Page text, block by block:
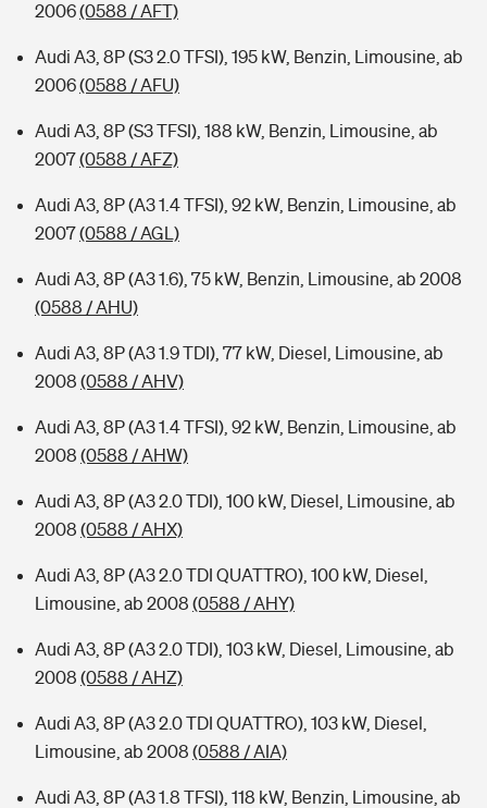
2006(0588 / AFT)
Audi A3, 8P (S3 2.0 TFSI), 195 kW, Benzin, Limousine, ab
2006(0588 / AFU)
Audi A3, 8P (S3 TFSI), 188 kW, Benzin, Limousine, ab
2007(0588 / AFZ)
Audi A3, 8P (A3 1.4 TFSI), 92 kW, Benzin, Limousine, ab
2007(0588 / AGL)
Audi A3, 8P (A3 1.6), 75 kW, Benzin, Limousine, ab 2008
(0588 / AHU)
Audi A3, 8P (A3 1.9 TDI), 77 kW, Diesel, Limousine, ab
2008 (0588 / AHV)
Audi A3, 8P (A3 1.4 TFSI), 92 kW, Benzin, Limousine, ab
2008 (0588 / AHW)
Audi A3, 8P (A3 2.0 TDI), 100 kW, Diesel, Limousine, ab
2008 (0588 / AHX)
Audi A3, 8P (A3 2.0 TDI QUATTRO), 100 kW, Diesel,
Limousine, ab 2008 (0588 / AHY)
Audi A3, 8P (A3 2.0 TDI), 103 kW, Diesel, Limousine, ab
2008 (0588 / AHZ)
Audi A3, 8P (A3 2.0 TDI QUATTRO), 103 kW, Diesel,
Limousine, ab 2008 (0588 / AIA)
Audi A3, 8P (A3 1.8 TFSI), 118 kW, Benzin, Limousine, ab